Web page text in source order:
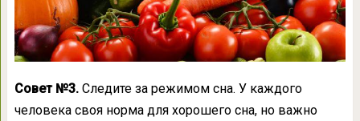
Совет №3.Следите за режимом сна. У каждого
человека своя норма для хорошего сна, но важно